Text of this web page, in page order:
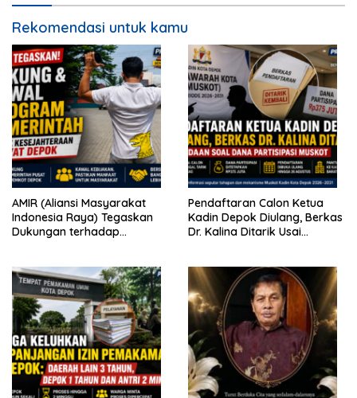
Rekomendasi untuk kamu
AMIR (Aliansi Masyarakat
Indonesia Raya) Tegaskan
Dukungan terhadap
Pendaftaran Calon Ketua
Kadin Depok Diulang, Berkas
Dr. Kalina Ditarik Usai